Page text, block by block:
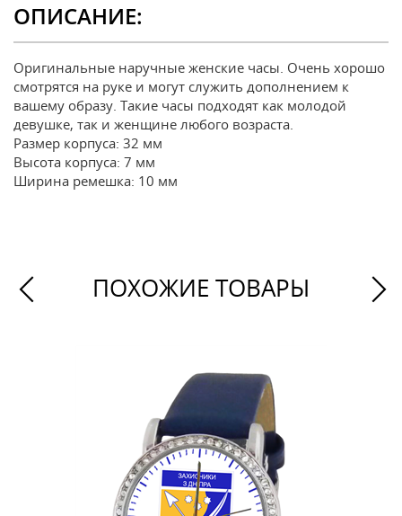
ОПИСАНИЕ:
Оригинальные наручные женские часы. Очень хорошо
смотрятся на руке и могут служить дополнением к
вашему образу. Такие часы подходят как молодой
девушке, так и женщине любого возраста.
Размер корпуса: 32 мм
Высота корпуса: 7 мм
Ширина ремешка: 10 мм
ПОХОЖИЕ ТОВАРЫ